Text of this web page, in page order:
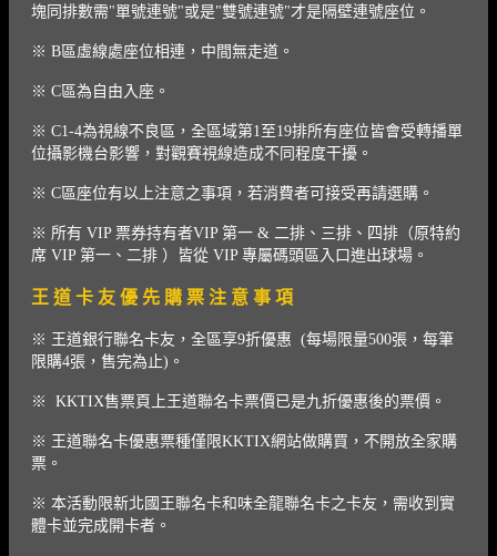
塊同排數需"單號連號"或是"雙號連號"才是隔壁連號座位。
※ B區虛線處座位相連，中間無走道。
※ C區為自由入座。
※ C1-4為視線不良區，全區域第1至19排所有座位皆會受轉播單
位攝影機台影響，對觀賽視線造成不同程度干擾。
※ C區座位有以上注意之事項，若消費者可接受再請選購。
※ 所有 VIP 票券持有者VIP 第一 & 二排、三排、四排（原特約
席 VIP 第一、二排 ）皆從 VIP 專屬碼頭區入口進出球場。
王 道 卡 友 優 先 購 票 注 意 事 項
※ 王道銀行聯名卡友，全區享9折優惠 (每場限量500張，每筆
限購4張，售完為止)。
※ KKTIX售票頁上王道聯名卡票價已是九折優惠後的票價。
※ 王道聯名卡優惠票種僅限KKTIX網站做購買，不開放全家購
票。
※ 本活動限新北國王聯名卡和味全龍聯名卡之卡友，需收到實
體卡並完成開卡者。